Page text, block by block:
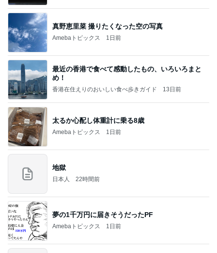
真野恵里菜 撮りたくなった空の写真
Amebaトピックス 1日前
最近の香港で食べて感動したもの、いろいろまと
め！
香港在住えりのおいしい食べ歩きガイド 13日前
太るか心配し体重計に乗る8歳
Amebaトピックス 1日前
地獄
日本人 22時間前
夢の1千万円に届きそうだったPF
Amebaトピックス 1日前